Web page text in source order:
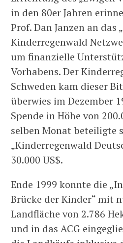
in den 80er Jahren
Prof. Dan Janzen an
Kinderregenwald
um finanzielle
Vorhabens. Der
Schweden kam dieser
überwies im Dezember
Spende in Höhe von
selben Monat beteiligte
„Kinderregenwald
30.000 US$.
Ende 1999 konnte die
Brücke der Kinder“ mit
Landfläche von 2.786
und in das ACG